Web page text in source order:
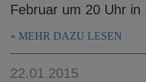
Februar um 20 Uhr in
MEHR DAZU LESEN
22.01.2015